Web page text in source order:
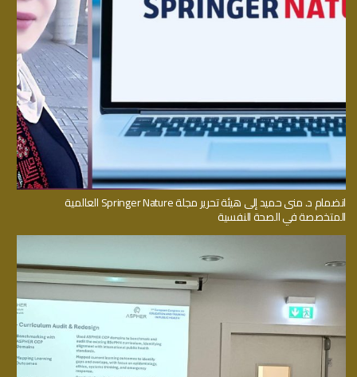
انضمام د. منى حميد إلى هيئة تحرير مجلة Springer Nature العالمية
المتخصصة في الصحة النفسية